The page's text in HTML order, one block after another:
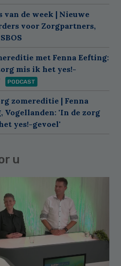
van de week | Nieuwe
voor Zorgpartners,
met Fenna Eefting:
mis ik het yes!-
PODCAST
zomereditie | Fenna
Vogellanden: 'In de zorg
yes!-gevoel'
u